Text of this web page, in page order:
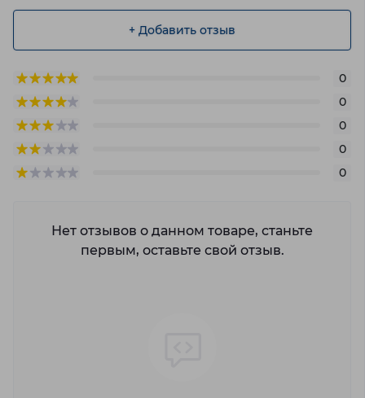
+ Добавить отзыв
0
0
0
0
0
Нет отзывов о данном товаре, станьте
первым, оставьте свой отзыв.